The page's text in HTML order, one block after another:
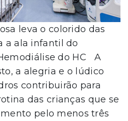
leva o colorido das
a ala infantil do
do HC A
a alegria e o lúdico
contribuirão para
das crianças que se
pelo menos três